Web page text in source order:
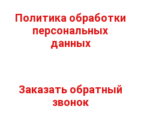
Политика обработки
персональных
данных
Заказать обратный
звонок